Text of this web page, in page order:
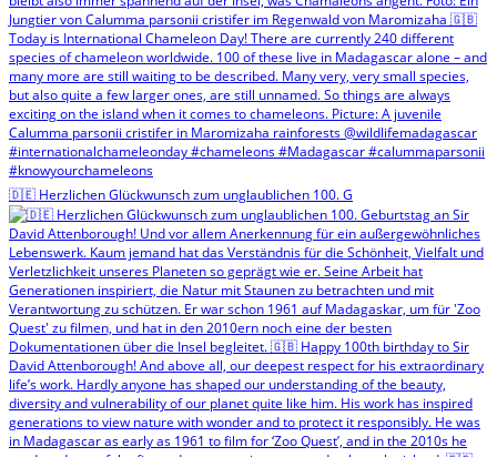
🇩🇪 Herzlichen Glückwunsch zum unglaublichen 100. G